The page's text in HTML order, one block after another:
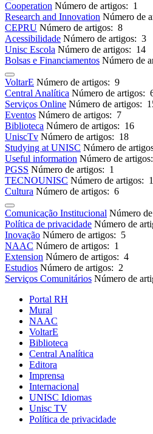
Cooperation Número de artigos: 1
Research and Innovation Número de
CEPRU Número de artigos: 8
Acessibilidade Número de artigos: 3
Unisc Escola Número de artigos: 14
Bolsas e Financiamentos Número de
VoltarE Número de artigos: 9
Central Analítica Número de artigos:
Serviços Online Número de artigos:
Eventos Número de artigos: 7
Biblioteca Número de artigos: 16
UniscTv Número de artigos: 18
Studying at UNISC Número de
Useful information Número de
PGSS Número de artigos: 1
TECNOUNISC Número de artigos:
Cultura Número de artigos: 6
Comunicação Institucional Número
Política de privacidade Número de
Inovação Número de artigos: 5
NAAC Número de artigos: 1
Extension Número de artigos: 4
Estudios Número de artigos: 2
Serviços Comunitários Número de
Portal RH
Mural
NAAC
VoltarE
Biblioteca
Central Analítica
Editora
Imprensa
Internacional
UNISC Idiomas
Unisc TV
Política de privacidade